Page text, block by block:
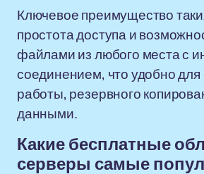
Ключевое преимущество
простота доступа и
файлами из любого места с
соединением, что удобно
работы, резервного
данными.
Какие бесплатные
серверы самые